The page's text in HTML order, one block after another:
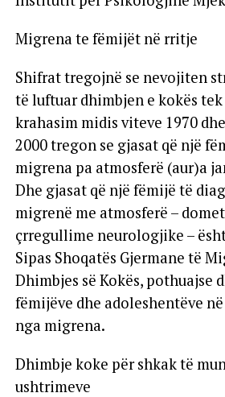
Migrena te fëmijët në rritje
Shifrat tregojnë se nevojiten
të luftuar dhimbjen e kokës
krahasim midis viteve 1970
2000 tregon se gjasat që një
migrena pa atmosferë (aur)a
Dhe gjasat që një fëmijë të
migrenë me atmosferë –
çrregullime neurologjike –
Sipas Shoqatës Gjermane të
Dhimbjes së Kokës, pothuajse
fëmijëve dhe adoleshentëve
nga migrena.
Dhimbje koke për shkak të
ushtrimeve